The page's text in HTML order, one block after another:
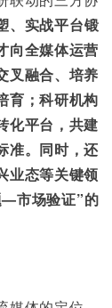
、实战平台锻
向全媒体运营
叉融合、培养
育；科研机构
化平台，共建
准。同时，还
业态等关键领
市场验证”的